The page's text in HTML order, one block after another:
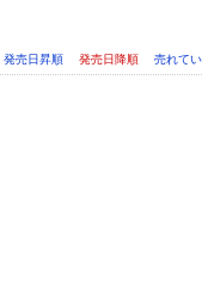
発売日昇順 発売日降順 売れて